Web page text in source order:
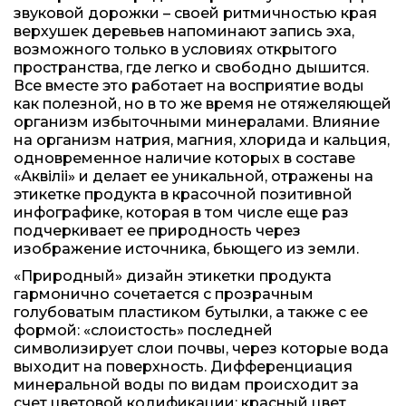
звуковой дорожки – своей ритмичностью края
верхушек деревьев напоминают запись эха,
возможного только в условиях открытого
пространства, где легко и свободно дышится.
Все вместе это работает на восприятие воды
как полезной, но в то же время не отяжеляющей
организм избыточными минералами. Влияние
на организм натрия, магния, хлорида и кальция,
одновременное наличие которых в составе
«Аквiлii» и делает ее уникальной, отражены на
этикетке продукта в красочной позитивной
инфографике, которая в том числе еще раз
подчеркивает ее природность через
изображение источника, бьющего из земли.
«Природный» дизайн этикетки продукта
гармонично сочетается с прозрачным
голубоватым пластиком бутылки, а также с ее
формой: «слоистость» последней
символизирует слои почвы, через которые вода
выходит на поверхность. Дифференциация
минеральной воды по видам происходит за